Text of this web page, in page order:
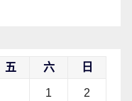
五 六 日
1 2